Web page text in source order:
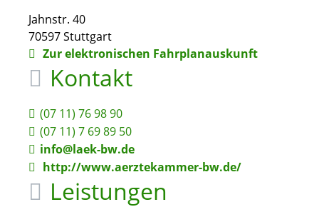
Jahnstr. 40
70597Stuttgart
Zur elektronischen Fahrplanauskunft
Kontakt
(07 11) 76 98 90
(07 11) 7 69 89 50
info@laek-bw.de
http://www.aerztekammer-bw.de/
Leistungen